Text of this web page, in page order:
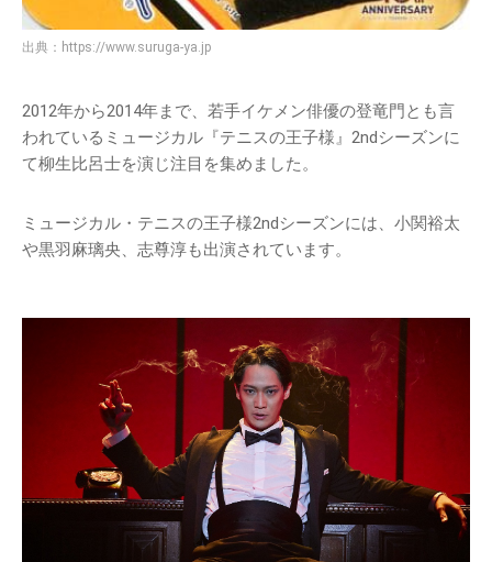
出典： https://www.suruga-ya.jp
2012年から2014年まで、若手イケメン俳優の登竜門とも言
われているミュージカル『テニスの王子様』2ndシーズンに
て柳生比呂士を演じ注目を集めました。
ミュージカル・テニスの王子様2ndシーズンには、小関裕太
や黒羽麻璃央、志尊淳も出演されています。